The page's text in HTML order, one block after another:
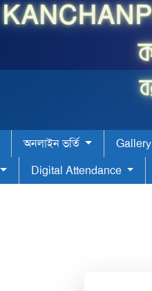
অনলাইন ভর্তি Gallery
Digital Attendance